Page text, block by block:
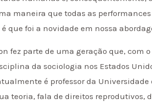
maneira que todas as
foi a novidade em nossa
fez parte de uma geração que, com
da sociologia nos Estados
é professor da Universidade
teoria, fala de direitos reprodutivos,